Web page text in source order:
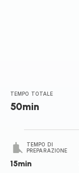
TEMPO TOTALE
50min
TEMPO DI
PREPARAZIONE
15min